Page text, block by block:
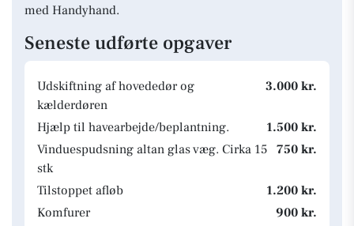
med Handyhand.
Seneste udførte opgaver
Udskiftning af hovededør og
kælderdøren
3.000 kr.
Hjælp til havearbejde/beplantning.
1.500 kr.
Vinduespudsning altan glas væg. Cirka 15
stk
750 kr.
Tilstoppet afløb
1.200 kr.
Komfurer
900 kr.